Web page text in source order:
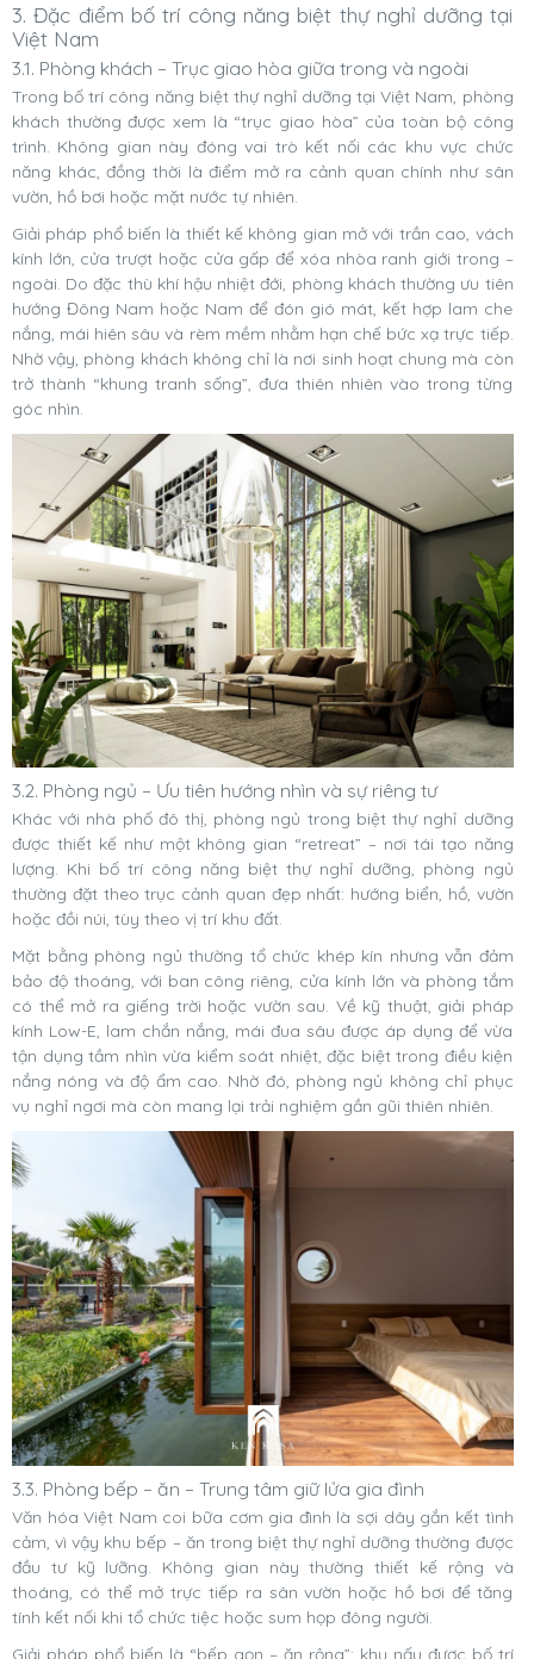
3. Đặc điểm bố trí công năng biệt thự nghỉ dưỡng tại
Việt Nam
3.1. Phòng khách – Trục giao hòa giữa trong và ngoài
Trong bố trí công năng biệt thự nghỉ dưỡng tại Việt Nam, phòng
khách thường được xem là “trục giao hòa” của toàn bộ công
trình. Không gian này đóng vai trò kết nối các khu vực chức
năng khác, đồng thời là điểm mở ra cảnh quan chính như sân
vườn, hồ bơi hoặc mặt nước tự nhiên.
Giải pháp phổ biến là thiết kế không gian mở với trần cao, vách
kính lớn, cửa trượt hoặc cửa gấp để xóa nhòa ranh giới trong –
ngoài. Do đặc thù khí hậu nhiệt đới, phòng khách thường ưu tiên
hướng Đông Nam hoặc Nam để đón gió mát, kết hợp lam che
nắng, mái hiên sâu và rèm mềm nhằm hạn chế bức xạ trực tiếp.
Nhờ vậy, phòng khách không chỉ là nơi sinh hoạt chung mà còn
trở thành “khung tranh sống”, đưa thiên nhiên vào trong từng
góc nhìn.
3.2. Phòng ngủ – Ưu tiên hướng nhìn và sự riêng tư
Khác với nhà phố đô thị, phòng ngủ trong biệt thự nghỉ dưỡng
được thiết kế như một không gian “retreat” – nơi tái tạo năng
lượng. Khi bố trí công năng biệt thự nghỉ dưỡng, phòng ngủ
thường đặt theo trục cảnh quan đẹp nhất: hướng biển, hồ, vườn
hoặc đồi núi, tùy theo vị trí khu đất.
Mặt bằng phòng ngủ thường tổ chức khép kín nhưng vẫn đảm
bảo độ thoáng, với ban công riêng, cửa kính lớn và phòng tắm
có thể mở ra giếng trời hoặc vườn sau. Về kỹ thuật, giải pháp
kính Low-E, lam chắn nắng, mái đua sâu được áp dụng để vừa
tận dụng tầm nhìn vừa kiểm soát nhiệt, đặc biệt trong điều kiện
nắng nóng và độ ẩm cao. Nhờ đó, phòng ngủ không chỉ phục
vụ nghỉ ngơi mà còn mang lại trải nghiệm gần gũi thiên nhiên.
3.3. Phòng bếp – ăn – Trung tâm giữ lửa gia đình
Văn hóa Việt Nam coi bữa cơm gia đình là sợi dây gắn kết tình
cảm, vì vậy khu bếp – ăn trong biệt thự nghỉ dưỡng thường được
đầu tư kỹ lưỡng. Không gian này thường thiết kế rộng và
thoáng, có thể mở trực tiếp ra sân vườn hoặc hồ bơi để tăng
tính kết nối khi tổ chức tiệc hoặc sum họp đông người.
Giải pháp phổ biến là “bếp gọn – ăn rộng”: khu nấu được bố trí